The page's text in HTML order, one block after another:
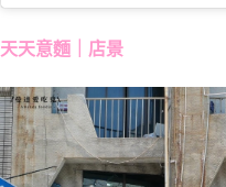
天天意麵｜店景